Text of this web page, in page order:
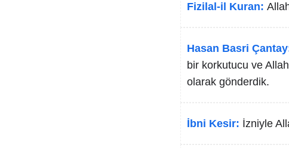
Fizilal-il Kuran:
Hasan Basri
bir korkutucu ve
olarak gönderdik.
İbni Kesir: İzniyle